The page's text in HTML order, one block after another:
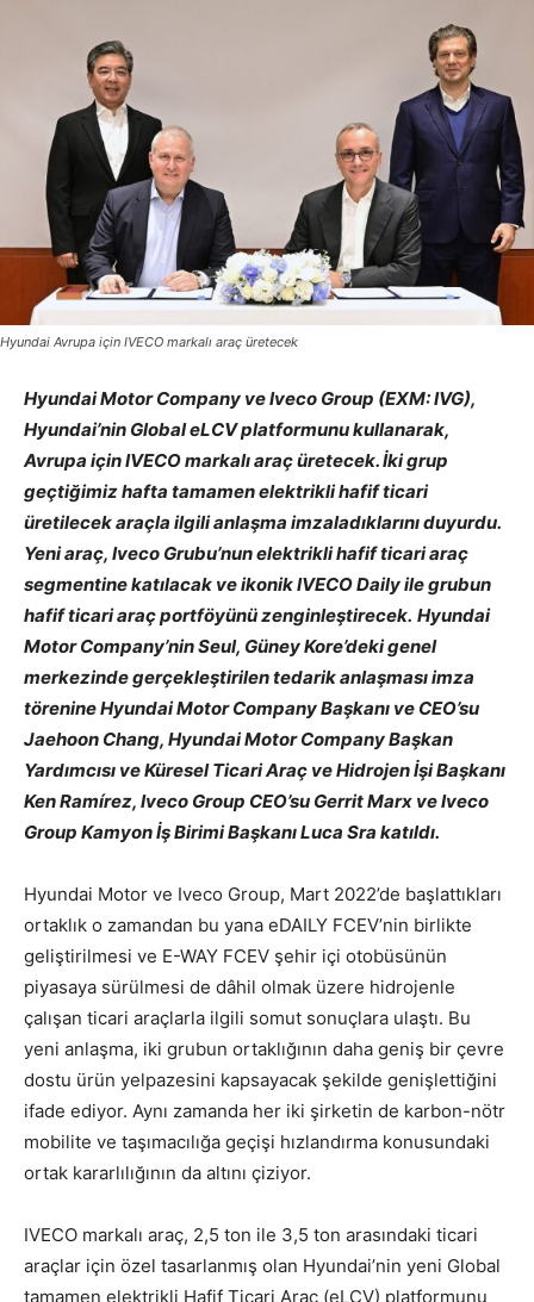
Hyundai Avrupa için IVECO markalı araç üretecek
Hyundai Motor Company ve Iveco Group (EXM: IVG),
Hyundai’nin Global eLCV platformunu kullanarak,
Avrupa için IVECO markalı araç üretecek. İki grup
geçtiğimiz hafta tamamen elektrikli hafif ticari
üretilecek araçla ilgili anlaşma imzaladıklarını duyurdu.
Yeni araç, Iveco Grubu’nun elektrikli hafif ticari araç
segmentine katılacak ve ikonik IVECO Daily ile grubun
hafif ticari araç portföyünü zenginleştirecek. Hyundai
Motor Company’nin Seul, Güney Kore’deki genel
merkezinde gerçekleştirilen tedarik anlaşması imza
törenine Hyundai Motor Company Başkanı ve CEO’su
Jaehoon Chang, Hyundai Motor Company Başkan
Yardımcısı ve Küresel Ticari Araç ve Hidrojen İşi Başkanı
Ken Ramírez, Iveco Group CEO’su Gerrit Marx ve Iveco
Group Kamyon İş Birimi Başkanı Luca Sra katıldı.
Hyundai Motor ve Iveco Group, Mart 2022’de başlattıkları
ortaklık o zamandan bu yana eDAILY FCEV’nin birlikte
geliştirilmesi ve E-WAY FCEV şehir içi otobüsünün
piyasaya sürülmesi de dâhil olmak üzere hidrojenle
çalışan ticari araçlarla ilgili somut sonuçlara ulaştı. Bu
yeni anlaşma, iki grubun ortaklığının daha geniş bir çevre
dostu ürün yelpazesini kapsayacak şekilde genişlettiğini
ifade ediyor. Aynı zamanda her iki şirketin de karbon-nötr
mobilite ve taşımacılığa geçişi hızlandırma konusundaki
ortak kararlılığının da altını çiziyor.
IVECO markalı araç, 2,5 ton ile 3,5 ton arasındaki ticari
araçlar için özel tasarlanmış olan Hyundai’nin yeni Global
tamamen elektrikli Hafif Ticari Araç (eLCV) platformunu